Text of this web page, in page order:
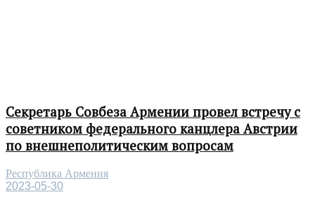
Секретарь Совбеза Армении провел встречу с
советником федерального канцлера Австрии
по внешнеполитическим вопросам
Республика Армения
2023-05-30